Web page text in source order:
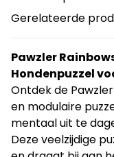
Gerelateerde
Pawzler
Hondenpuzzel
Ontdek de
en modulaire
mentaal uit te
Deze veelzijdige